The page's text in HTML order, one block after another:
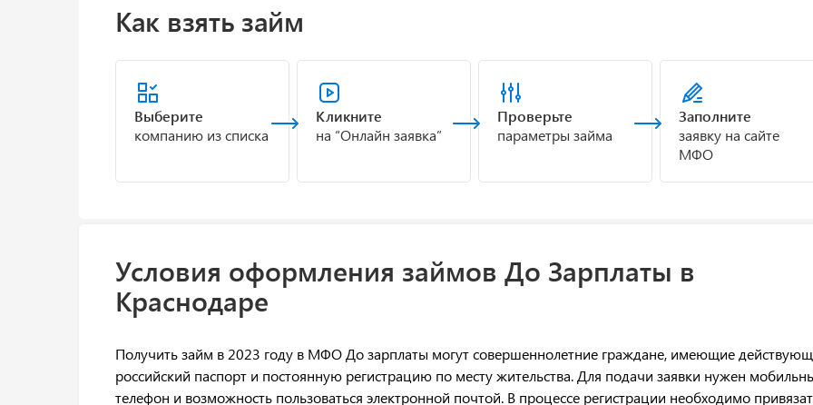
Как взять займ
Выберите
компанию из списка
Кликните
на “Онлайн заявка”
Проверьте
параметры займа
Заполните
заявку на сайте
МФО
Условия оформления займов До Зарплаты в
Краснодаре
Получить займ в 2023 году в МФО До зарплаты могут совершеннолетние граждане, имеющие
российский паспорт и постоянную регистрацию по месту жительства. Для подачи заявки нужен
телефон и возможность пользоваться электронной почтой. В процессе регистрации необходимо